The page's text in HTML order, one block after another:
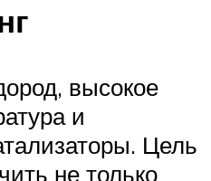
высокое
и
Цель
не только